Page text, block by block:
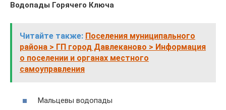
Водопады Горячего Ключа
Читайте также: Поселения муниципального
района > ГП город Давлеканово > Информация
о поселении и органах местного
самоуправления
Мальцевы водопады